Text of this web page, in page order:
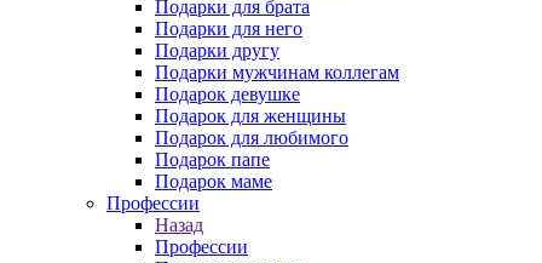
Подарки для брата
Подарки для него
Подарки другу
Подарки мужчинам коллегам
Подарок девушке
Подарок для женщины
Подарок для любимого
Подарок папе
Подарок маме
Профессии
Назад
Профессии